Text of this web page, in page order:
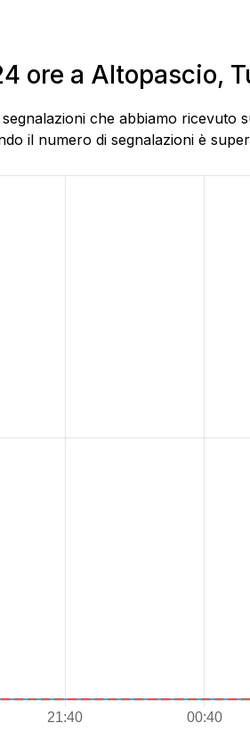
ore a Altopascio,
che abbiamo
il numero di segnalazioni è